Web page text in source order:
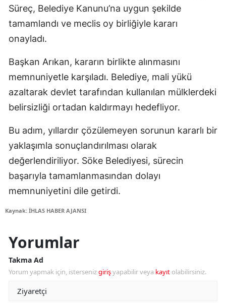
Süreç, Belediye Kanunu’na uygun şekilde
tamamlandı ve meclis oy birliğiyle kararı
onayladı.
Başkan Arıkan, kararın birlikte alınmasını
memnuniyetle karşıladı. Belediye, mali yükü
azaltarak devlet tarafından kullanılan mülklerdeki
belirsizliği ortadan kaldırmayı hedefliyor.
Bu adım, yıllardır çözülemeyen sorunun kararlı bir
yaklaşımla sonuçlandırılması olarak
değerlendiriliyor. Söke Belediyesi, sürecin
başarıyla tamamlanmasından dolayı
memnuniyetini dile getirdi.
Kaynak: İHLAS HABER AJANSI
Yorumlar
Takma Ad
Yorum yapmak için, istersenizgirişyapabilir veya kayıt olabilirsiniz.